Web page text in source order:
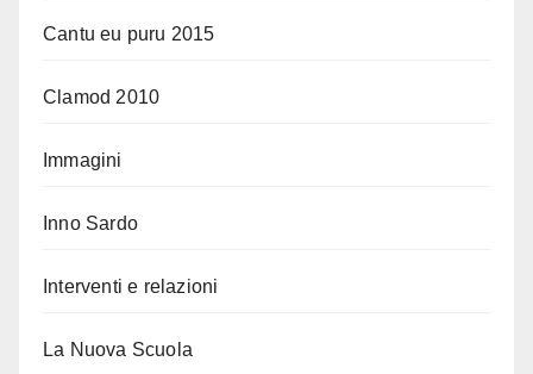
Cantu eu puru 2015
Clamod 2010
Immagini
Inno Sardo
Interventi e relazioni
La Nuova Scuola